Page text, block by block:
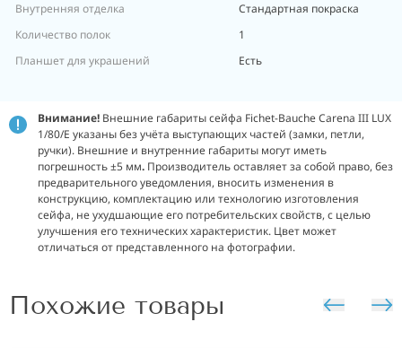
Внутренняя отделка
Стандартная покраска
Количество полок
1
Планшет для украшений
Есть
Внимание! Внешние габариты сейфа Fichet-Bauche Carena III LUX
1/80/E указаны без учёта выступающих частей (замки, петли,
ручки). Внешние и внутренние габариты могут иметь
погрешность ±5 мм. Производитель оставляет за собой право, без
предварительного уведомления, вносить изменения в
конструкцию, комплектацию или технологию изготовления
сейфа, не ухудшающие его потребительских свойств, с целью
улучшения его технических характеристик. Цвет может
отличаться от представленного на фотографии.
Похожие товары